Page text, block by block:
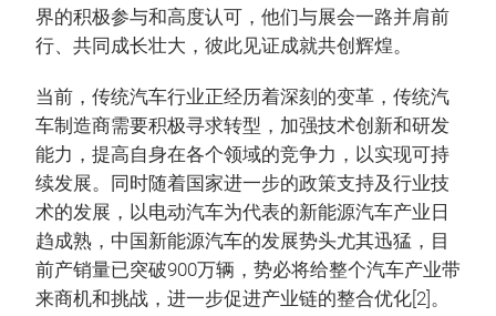
界的积极参与和高度认可，他们与展会一路并肩前
行、共同成长壮大，彼此见证成就共创辉煌。
当前，传统汽车行业正经历着深刻的变革，传统汽
车制造商需要积极寻求转型，加强技术创新和研发
能力，提高自身在各个领域的竞争力，以实现可持
续发展。同时随着国家进一步的政策支持及行业技
术的发展，以电动汽车为代表的新能源汽车产业日
趋成熟，中国新能源汽车的发展势头尤其迅猛，目
前产销量已突破900万辆，势必将给整个汽车产业带
来商机和挑战，进一步促进产业链的整合优化[2]。